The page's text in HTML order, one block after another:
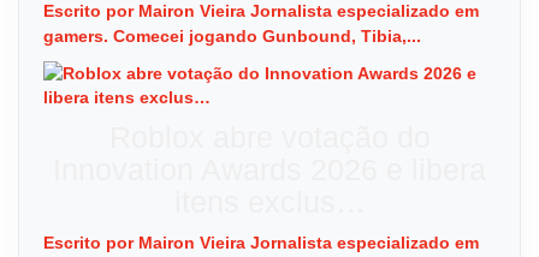
Escrito por Mairon Vieira Jornalista especializado em
gamers. Comecei jogando Gunbound, Tibia,...
Escrito por Mairon Vieira Jornalista especializado em